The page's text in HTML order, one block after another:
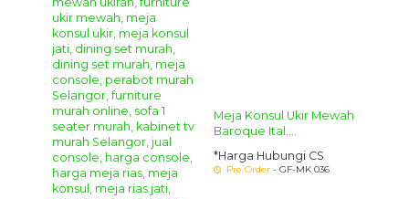
Meja Konsul Ukir Mewah Maria
Meja Konsul Ukir Mewah Maria
Meja konsuladalah jenis meja yang biasanya diletakkan di
ruang tamu atau ruang keluarga. Meja ini memiliki ukuran
yang lebih kecil dibandingkan meja makan atau meja kerja,
sehingga cocok untuk digunakan sebagai tempat
meletakkan barang-barang kecil seperti kunci, dompet,
atau telepon genggam.